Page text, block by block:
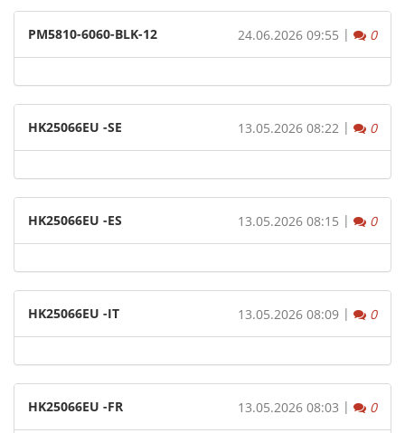
PM5810-6060-BLK-12 24.06.2026 09:55 | 0
HK25066EU -SE 13.05.2026 08:22 | 0
HK25066EU -ES 13.05.2026 08:15 | 0
HK25066EU -IT 13.05.2026 08:09 | 0
HK25066EU -FR 13.05.2026 08:03 | 0